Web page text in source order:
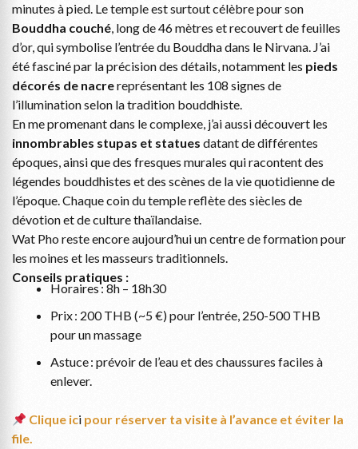
minutes à pied. Le temple est surtout célèbre pour son
Bouddha couché, long de 46 mètres et recouvert de feuilles
d’or, qui symbolise l’entrée du Bouddha dans le Nirvana. J’ai
été fasciné par la précision des détails, notamment les pieds
décorés de nacrereprésentant les 108 signes de
l’illumination selon la tradition bouddhiste.
En me promenant dans le complexe, j’ai aussi découvert les
innombrables stupas et statues datant de différentes
époques, ainsi que des fresques murales qui racontent des
légendes bouddhistes et des scènes de la vie quotidienne de
l’époque. Chaque coin du temple reflète des siècles de
dévotion et de culture thaïlandaise.
Wat Pho reste encore aujourd’hui un centre de formation pour
les moines et les masseurs traditionnels.
Conseils pratiques :
Horaires : 8h – 18h30
Prix : 200 THB (~5 €) pour l’entrée, 250-500 THB
pour un massage
Astuce : prévoir de l’eau et des chaussures faciles à
enlever.
Clique ici pour réserver ta visite à l’avance et éviter la
file.